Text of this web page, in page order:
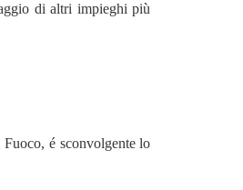
di altri impieghi più
é sconvolgente lo